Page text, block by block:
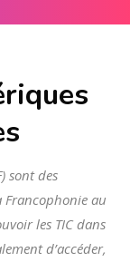
sont des
Francophonie au
les TIC dans
d’accéder,